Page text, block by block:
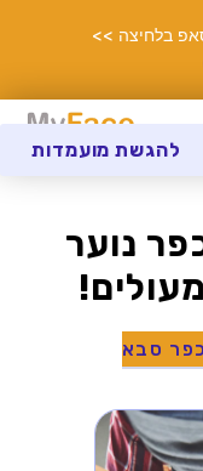
בלחיצה >>
נוער
כפר סבא
להגשת מועמדות